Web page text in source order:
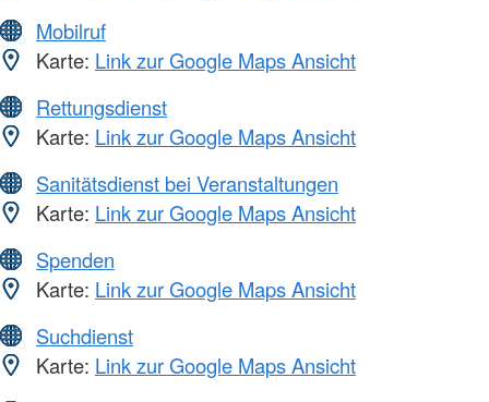
Mobilruf
Karte: Link zur Google Maps Ansicht
Rettungsdienst
Karte: Link zur Google Maps Ansicht
Sanitätsdienst bei Veranstaltungen
Karte: Link zur Google Maps Ansicht
Spenden
Karte: Link zur Google Maps Ansicht
Suchdienst
Karte: Link zur Google Maps Ansicht